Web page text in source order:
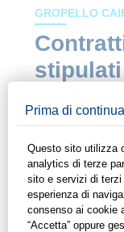
GROPELLO
ambito
ricerca
In questa sezione
ad alcuni dei
all'interno del
e ricerca. Grazie